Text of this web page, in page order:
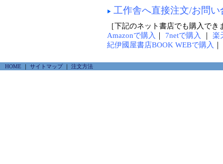
工作舎へ直接注文/お問い
［下記のネット書店でも購入でき
Amazonで購入
7netで購入
楽
紀伊國屋書店BOOK WEBで購入
HOME ｜ サイトマップ｜ 注文方法